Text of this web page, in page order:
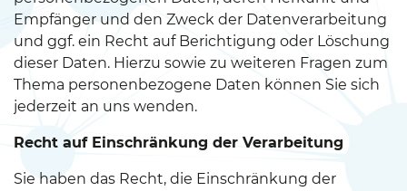
Empfänger und den Zweck der Datenverarbeitung
und ggf. ein Recht auf Berichtigung oder Löschung
dieser Daten. Hierzu sowie zu weiteren Fragen zum
Thema personenbezogene Daten können Sie sich
jederzeit an uns wenden.
Recht auf Einschränkung der Verarbeitung
Sie haben das Recht, die Einschränkung der